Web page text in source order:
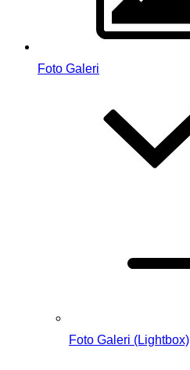
Foto Galeri
Foto Galeri (Lightbox)